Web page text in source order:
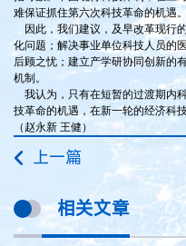
难保证抓住第六次科技革命的机遇
因此，我们建议，及早改革现行
化问题；解决事业单位科技人员的
后顾之忧；建立产学研协同创新的
机制。
我认为，只有在短暂的过渡期内
技革命的机遇，在新一轮的经济科
（赵永新 王健）
上一篇
相关文章